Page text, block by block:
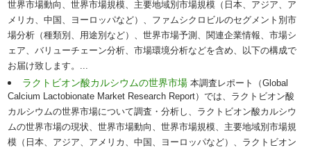
世界市場動向、世界市場規模、主要地域別市場規模（日本、アジア、ア
メリカ、中国、ヨーロッパなど）、ファムシクロビルのセグメント別市
場分析（種類別、用途別など）、世界市場予測、関連企業情報、市場シ
ェア、バリューチェーン分析、市場環境分析などを含め、以下の構成で
お届け致します。...
ラクトビオン酸カルシウムの世界市場本調査レポート（Global
Calcium Lactobionate Market Research Report）では、ラクトビオン酸
カルシウムの世界市場について調査・分析し、ラクトビオン酸カルシウ
ムの世界市場の現状、世界市場動向、世界市場規模、主要地域別市場規
模（日本、アジア、アメリカ、中国、ヨーロッパなど）、ラクトビオン